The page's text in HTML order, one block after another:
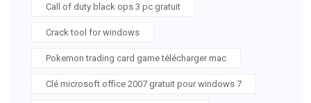
Call of duty black ops 3 pc gratuit
Crack tool for windows
Pokemon trading card game télécharger mac
Clé microsoft office 2007 gratuit pour windows 7